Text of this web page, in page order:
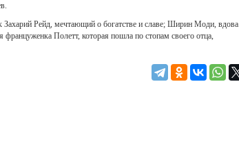
Рейд, мечтающий о богатстве и славе; Ширин Моди, вдова
Полетт, которая пошла по стопам своего отца,